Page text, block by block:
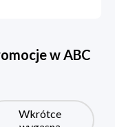
wABC
Wkrótce